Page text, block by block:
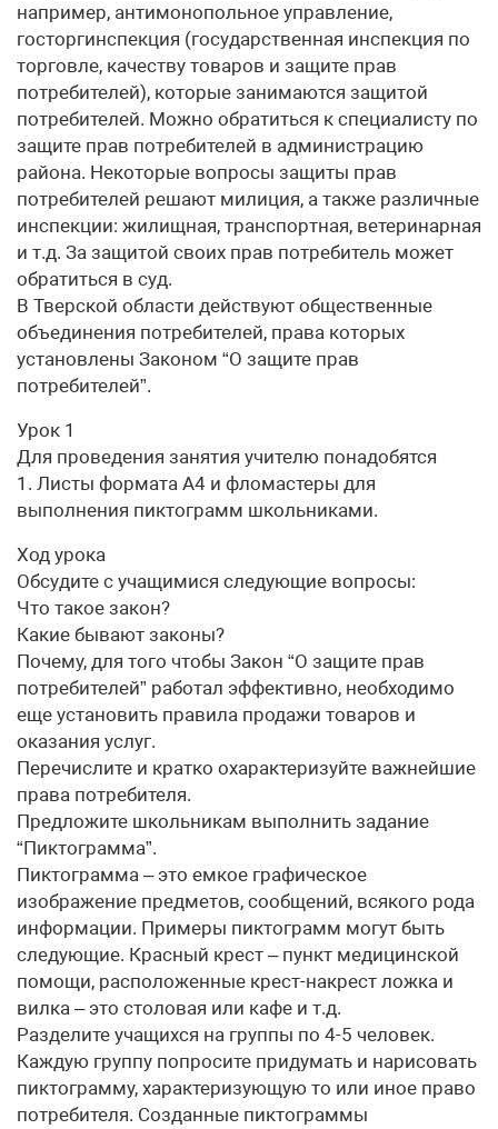
например, антимонопольное управление,
госторгинспекция (государственная инспекция по
торговле, качеству товаров и защите прав
потребителей), которые занимаются защитой
потребителей. Можно обратиться к специалисту по
защите прав потребителей в администрацию
района. Некоторые вопросы защиты прав
потребителей решают милиция, а также различные
инспекции: жилищная, транспортная, ветеринарная
и т.д. За защитой своих прав потребитель может
обратиться в суд.
В Тверской области действуют общественные
объединения потребителей, права которых
установлены Законом “О защите прав
потребителей”.
Урок 1
Для проведения занятия учителю понадобятся
1. Листы формата А4 и фломастеры для
выполнения пиктограмм школьниками.
Ход урока
Обсудите с учащимися следующие вопросы:
Что такое закон?
Какие бывают законы?
Почему, для того чтобы Закон “О защите прав
потребителей” работал эффективно, необходимо
еще установить правила продажи товаров и
оказания услуг.
Перечислите и кратко охарактеризуйте важнейшие
права потребителя.
Предложите школьникам выполнить задание
“Пиктограмма”.
Пиктограмма – это емкое графическое
изображение предметов, сообщений, всякого рода
информации. Примеры пиктограмм могут быть
следующие. Красный крест – пункт медицинской
помощи, расположенные крест-накрест ложка и
вилка – это столовая или кафе и т.д.
Разделите учащихся на группы по 4-5 человек.
Каждую группу попросите придумать и нарисовать
пиктограмму, характеризующую то или иное право
потребителя. Созданные пиктограммы